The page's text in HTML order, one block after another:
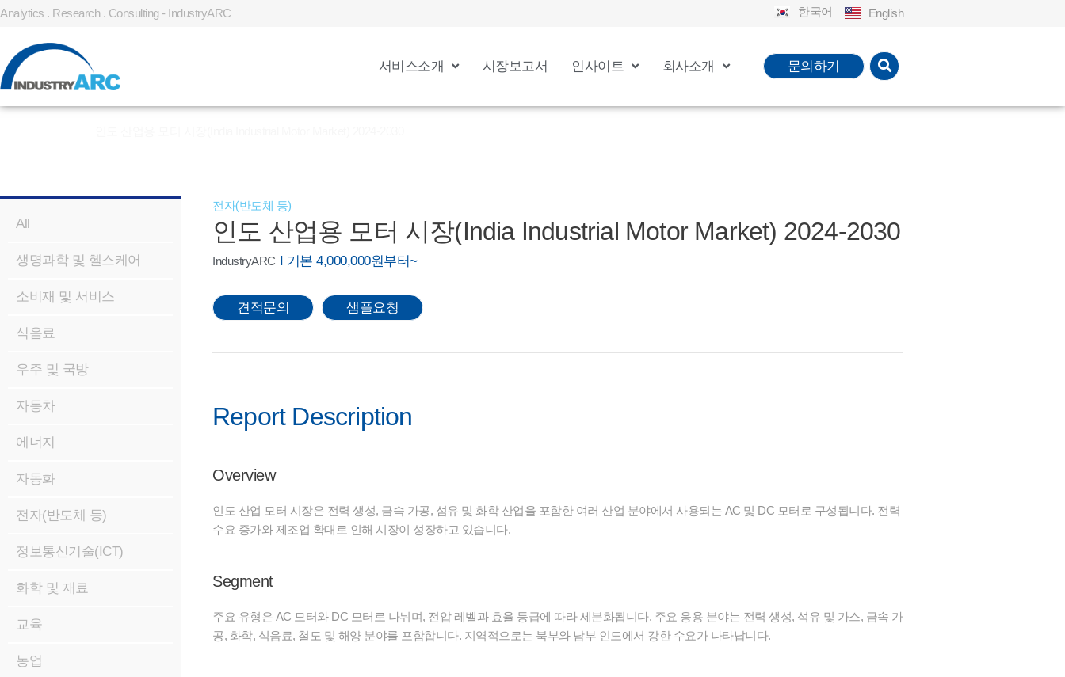
Analytics . Research . Consulting - IndustryARC 한국어 English
서비스소개 시장보고서 인사이트 회사소개 문의하기
All
생명과학 및 헬스케어
소비재 및 서비스
식음료
우주 및 국방
자동차
에너지
자동화
전자(반도체 등)
정보통신기술(ICT)
화학 및 재료
교육
농업
전자(반도체 등)
인도 산업용 모터 시장(India Industrial Motor Market) 2024-2030
IndustryARC I 기본 4,000,000원부터~
견적문의 샘플요청
Report Description
Overview
인도 산업 모터 시장은 전력 생성, 금속 가공, 섬유 및 화학 산업을 포함한 여러 산업 분야에서 사용되는 AC 및 DC 모터로 구성됩니다. 전력
수요 증가와 제조업 확대로 인해 시장이 성장하고 있습니다.
Segment
주요 유형은 AC 모터와 DC 모터로 나뉘며, 전압 레벨과 효율 등급에 따라 세분화됩니다. 주요 응용 분야는 전력 생성, 석유 및 가스, 금속 가
공, 화학, 식음료, 철도 및 해양 분야를 포함합니다. 지역적으로는 북부와 남부 인도에서 강한 수요가 나타납니다.